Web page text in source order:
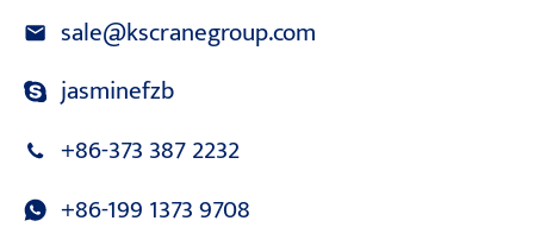
sale@kscranegroup.com
jasminefzb
+86-373 387 2232
+86-199 1373 9708